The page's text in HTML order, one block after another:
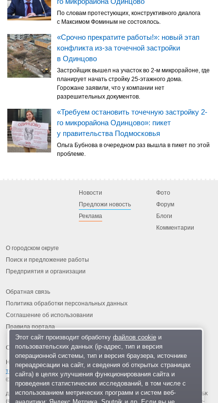
По словам протестующих, конструктивного диалога
с Максимом Фоминым не состоялось.
«Срочно прекратите работы!»: новый этап
конфликта из-за точечной застройки
в Одинцово
Застройщик вышел на участок во 2-м микрорайоне, где
планирует начать стройку 25-этажного дома.
Горожане заявили, что у компании нет
разрешительных документов.
«Требуем остановить точечную застройку 2-
го микрорайона Одинцово»: пикет
у правительства Подмосковья
Ольга Бубнова в очередном раз вышла в пикет по этой
проблеме.
Новости
Предложи новость
Реклама
Фото
Форум
Блоги
Комментарии
О городском округе
Поиск и предложение работы
Предприятия и организации
Обратная связь
Политика обработки персональных данных
Соглашение об использовании
Правила портала
На информационном ресурсе применяются
технологии
© 2013-2026 «ОИНФО»,
сделано в Одинцово
Для читателей: В России признаны экстремистскими и запрещены организации ФБК
(Фонд борьбы с коррупцией, признан иноагентом), Штабы Навального, «Национал-
Этот сайт производит обработку файлов cookieи
пользовательских данных (ip-адрес, тип и версия
операционной системы, тип и версия браузера, источнике
переадресации на сайт, и сведения об открытых страницах
сайта) в целях улучшения функционирования сайта и
проведения статистических исследований, в том числе с
использованием метрических программ и систем веб-
аналитики: Яндекс.Метрика, Sputnik и др. Если вы не